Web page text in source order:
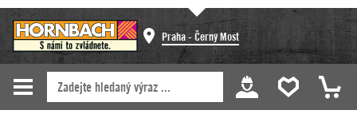
Praha - Černý Most